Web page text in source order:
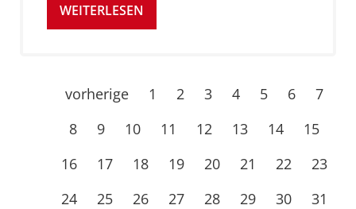
WEITERLESEN
vorherige 1 2 3 4 5 6
7
8
9 10 11 12 13 14
15
16
17 18 19 20 21 22
23
24
25 26 27 28 29 30
31